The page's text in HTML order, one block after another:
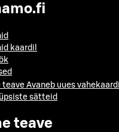
kaardil
teave Avaneb uues
sätteid
teave